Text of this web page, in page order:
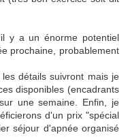
y a un énorme potentiel
prochaine, probablement
détails suivront mais je
disponibles (encadrants
une semaine. Enfin, je
d'un prix "spécial
séjour d'apnée organisé